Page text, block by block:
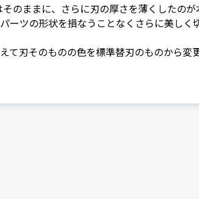
ままに、さらに刃の厚さを薄くしたのが
ーツの形状を損なうことなくさらに美しく
て刃そのものの色を標準替刃のものから変